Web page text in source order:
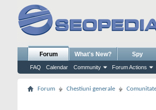
Forum
FAQ Calendar Community Forum Actions
What's New? Spy
Forum Chestiuni generale